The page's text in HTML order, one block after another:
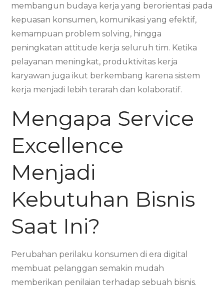
membangun budaya kerja yang berorientasi pada
kepuasan konsumen, komunikasi yang efektif,
kemampuan problem solving, hingga
peningkatan attitude kerja seluruh tim. Ketika
pelayanan meningkat, produktivitas kerja
karyawan juga ikut berkembang karena sistem
kerja menjadi lebih terarah dan kolaboratif.
Mengapa Service
Excellence
Menjadi
Kebutuhan Bisnis
Saat Ini?
Perubahan perilaku konsumen di era digital
membuat pelanggan semakin mudah
memberikan penilaian terhadap sebuah bisnis.